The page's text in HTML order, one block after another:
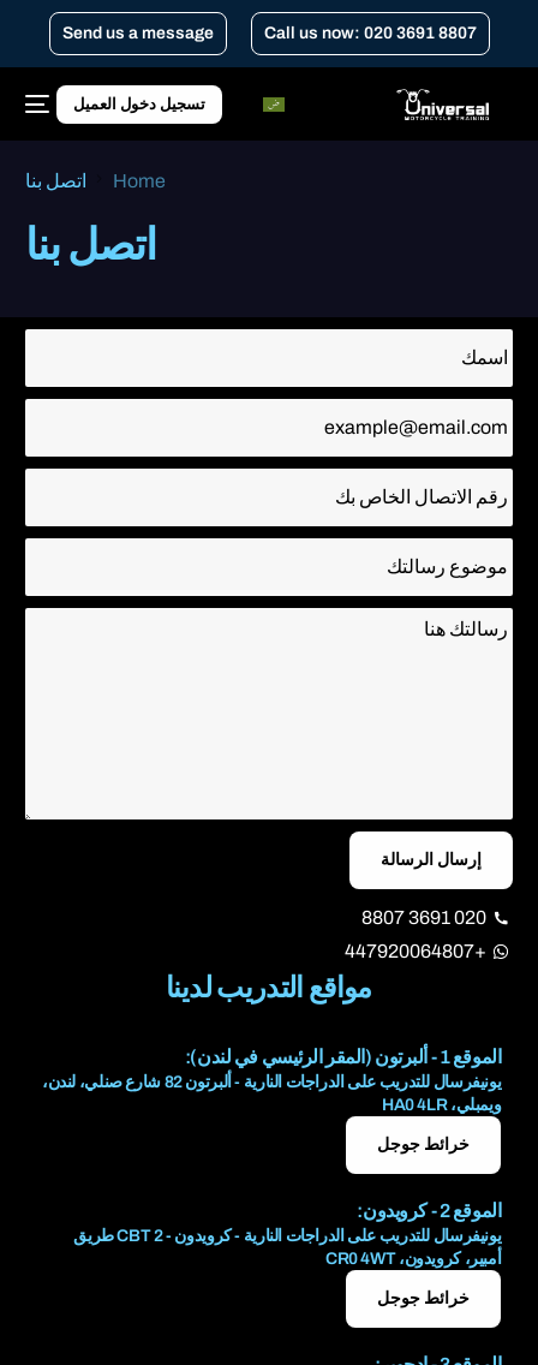
Call us now: 020 3691 8807
Send us a message
تسجيل دخول العميل
Home اتصل بنا
اتصل بنا
إرسال الرسالة
020 3691 8807
+447920064807
مواقع التدريب لدينا
الموقع 1 - ألبرتون (المقر الرئيسي في لندن):
يونيفرسال للتدريب على الدراجات النارية - ألبرتون 82 شارع صنلي، لندن،
ويمبلي، HA0 4LR
خرائط جوجل
الموقع 2 - كرويدون:
يونيفرسال للتدريب على الدراجات النارية - كرويدون - CBT 2 طريق
أمبير، كرويدون، CR0 4WT
خرائط جوجل